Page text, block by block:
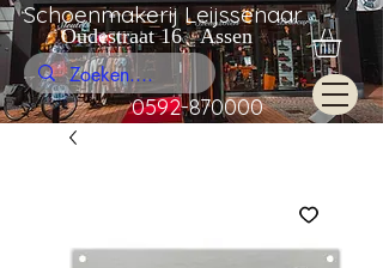
Schoenmakerij Leijssenaar
Oudestraat 16 Assen
0592-870000